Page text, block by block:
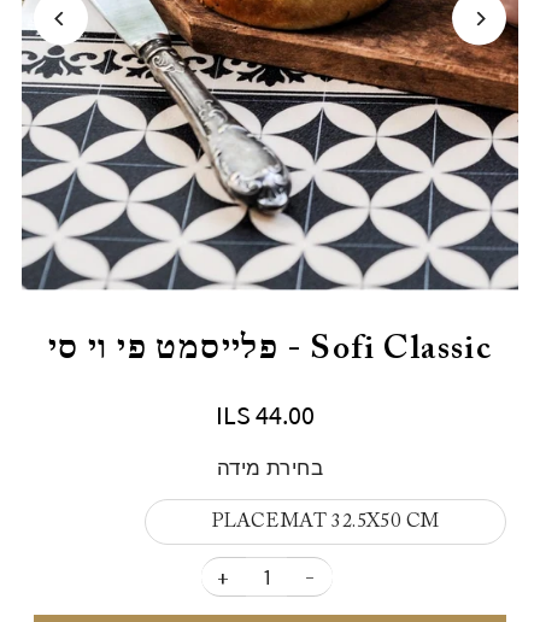
Sofi Classic - פלייסמט פי וי סי
ILS 44.00
בחירת מידה
PLACEMAT 32.5X50 CM
-
+